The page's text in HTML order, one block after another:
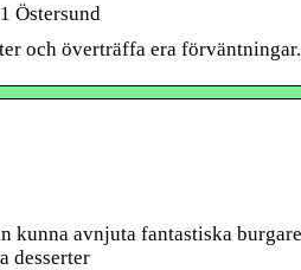
Östersund
och överträffa era förväntningar.
avnjuta fantastiska
desserter